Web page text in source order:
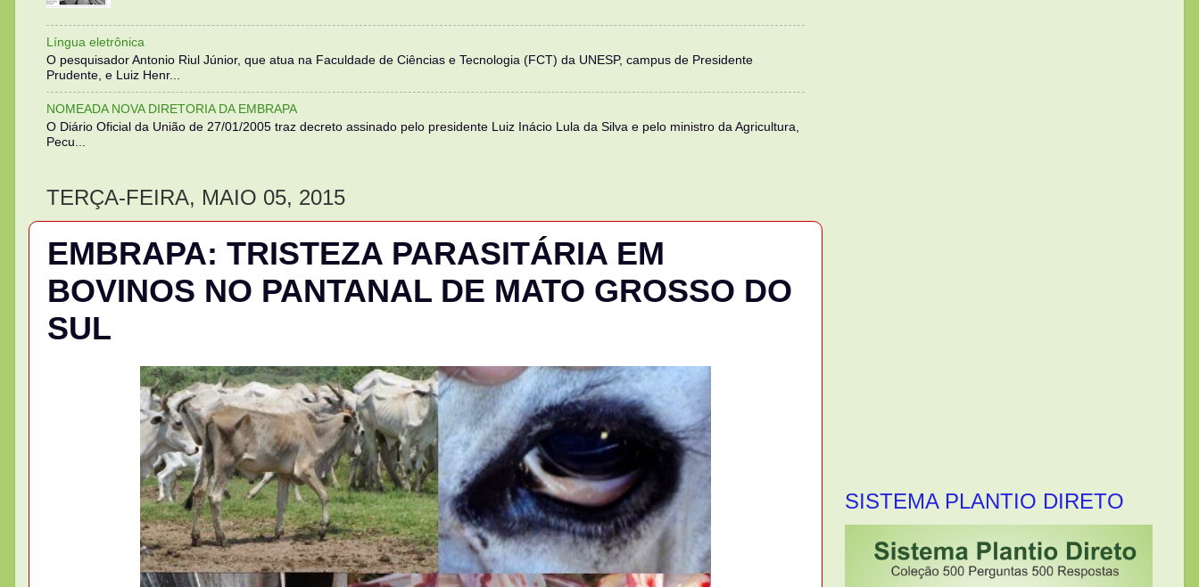
Língua eletrônica
O pesquisador Antonio Riul Júnior, que atua na Faculdade de Ciências e Tecnologia (FCT) da UNESP, campus de Presidente
Prudente, e Luiz Henr...
NOMEADA NOVA DIRETORIA DA EMBRAPA
O Diário Oficial da União de 27/01/2005 traz decreto assinado pelo presidente Luiz Inácio Lula da Silva e pelo ministro da Agricultura,
Pecu...
TERÇA-FEIRA, MAIO 05, 2015
EMBRAPA: TRISTEZA PARASITÁRIA EM
BOVINOS NO PANTANAL DE MATO GROSSO DO
SUL
SISTEMA PLANTIO DIRETO